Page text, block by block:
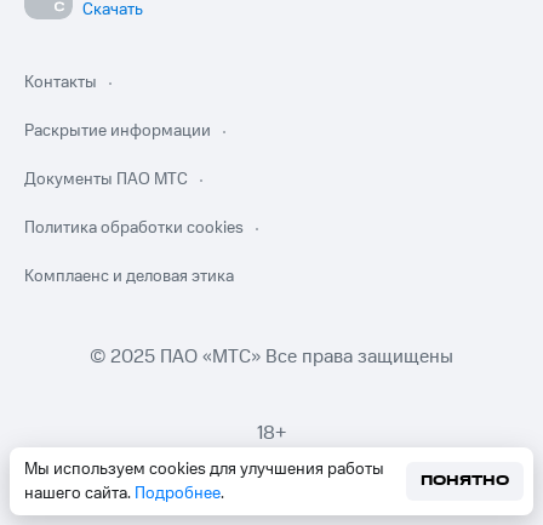
Мы используем cookies для улучшения работы
нашего сайта. Подробнее.
ПОНЯТНО
Скачать
Контакты
Раскрытие информации
Документы ПАО МТС
Политика обработки cookies
Комплаенс и деловая этика
© 2025 ПАО «МТС» Все права защищены
18+